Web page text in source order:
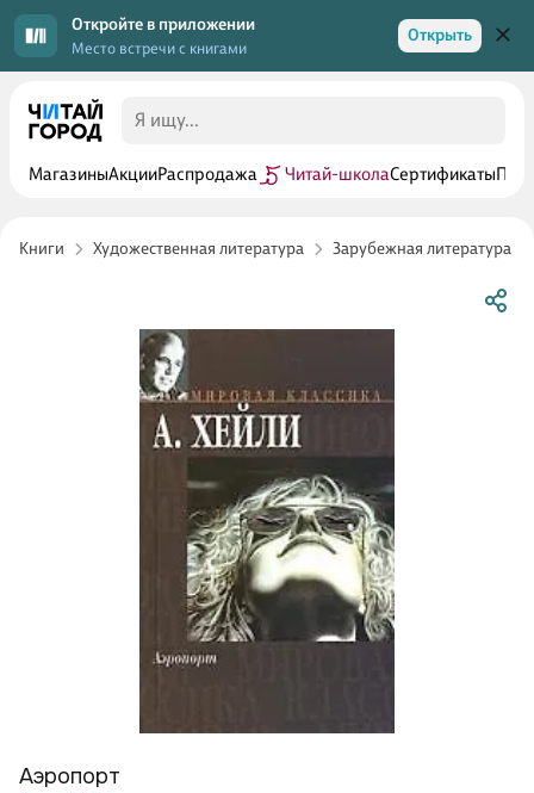
Откройте в приложении
Место встречи с книгами
Открыть
МагазиныАкцииРаспродажа Читай-школаСертификаты
Книги Художественная литература Зарубежная литература
Аэропорт